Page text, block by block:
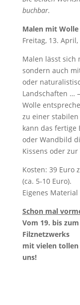
buchbar.
Malen mit Wolle
Freitag, 13.
Malen lässt sich
sondern auch
oder
Landschaften …
Wolle
zu einer stabilen
kann das fertige
oder Wandbild
Kissens oder
Kosten: 39 Euro
(ca. 5-10 Euro).
Eigenes
Schon mal
Vom 19. bis
Filznetzwerks
mit vielen tollen
uns!